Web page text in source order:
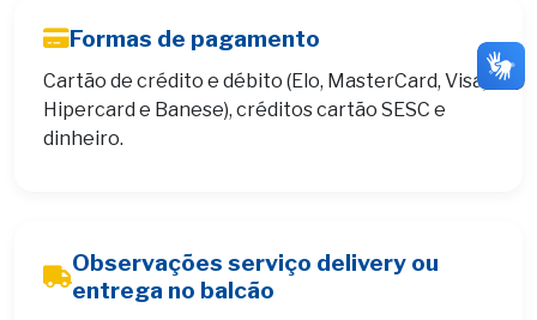
Formas de pagamento
Cartão de crédito e débito (Elo, MasterCard, Visa,
Hipercard e Banese), créditos cartão SESC e
dinheiro.
Observações serviço delivery ou
entrega no balcão